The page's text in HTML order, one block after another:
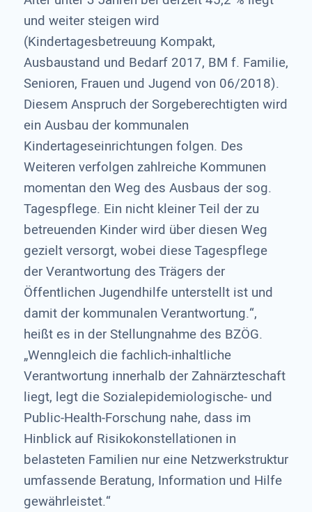
und weiter steigen wird
(Kindertagesbetreuung Kompakt,
Ausbaustand und Bedarf 2017, BM f. Familie,
Senioren, Frauen und Jugend von 06/2018).
Diesem Anspruch der Sorgeberechtigten wird
ein Ausbau der kommunalen
Kindertageseinrichtungen folgen. Des
Weiteren verfolgen zahlreiche Kommunen
momentan den Weg des Ausbaus der sog.
Tagespflege. Ein nicht kleiner Teil der zu
betreuenden Kinder wird über diesen Weg
gezielt versorgt, wobei diese Tagespflege
der Verantwortung des Trägers der
Öffentlichen Jugendhilfe unterstellt ist und
damit der kommunalen Verantwortung.“,
heißt es in der Stellungnahme des BZÖG.
„Wenngleich die fachlich-inhaltliche
Verantwortung innerhalb der Zahnärzteschaft
liegt, legt die Sozialepidemiologische- und
Public-Health-Forschung nahe, dass im
Hinblick auf Risikokonstellationen in
belasteten Familien nur eine Netzwerkstruktur
umfassende Beratung, Information und Hilfe
gewährleistet.“